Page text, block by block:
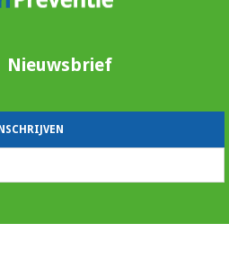
Nieuwsbrief